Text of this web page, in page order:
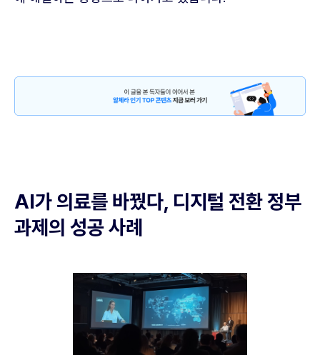
AI가 의료를 바꿨다, 디지털 전환 정부
과제의 성공 사례